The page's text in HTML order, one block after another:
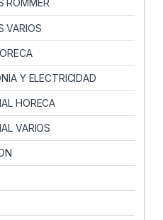
ROMMER
VARIOS
Y ELECTRICIDAD
HORECA
VARIOS